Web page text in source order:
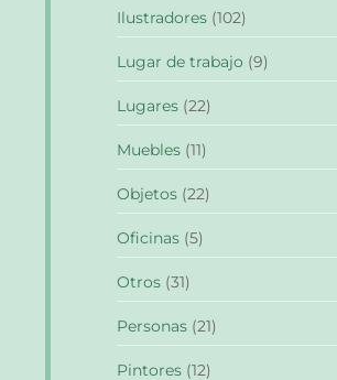
Ilustradores (102)
Lugar de trabajo (9)
Lugares (22)
Muebles (11)
Objetos (22)
Oficinas (5)
Otros (31)
Personas (21)
Pintores (12)